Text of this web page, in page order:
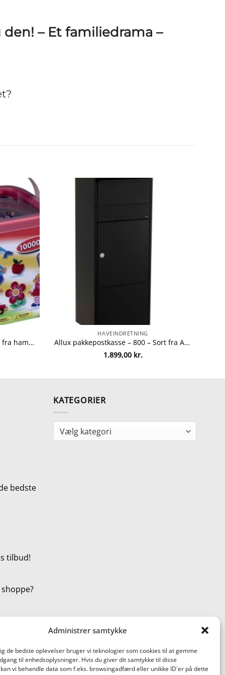
Administrer samtykke
de bedste oplevelser bruger vi teknologier som cookies til at gemme
til enhedsoplysninger. Hvis du giver dit samtykke til disse
vi behandle data som f.eks. browsingadfærd eller unikke ID'er på dette
– Et familiedrama –
Hama Midi perler – 10.000 stk. fra hama 28178202002
HAVEINDRETNING
Allux pakkepostkasse – 800 – Sort fra Allux 5701701548024
1.899,00 kr.
bedste
tilbud!
KATEGORIER
Kategorier